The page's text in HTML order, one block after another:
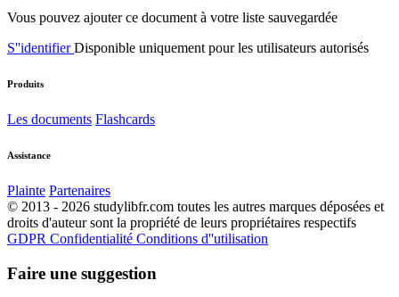
Vous pouvez ajouter ce document à votre liste sauvegardée
S''identifierDisponible uniquement pour les utilisateurs autorisés
Produits
Les documents Flashcards
Assistance
Plainte Partenaires
© 2013 - 2026 studylibfr.com toutes les autres marques déposées et
droits d'auteur sont la propriété de leurs propriétaires respectifs
GDPR Confidentialité Conditions d''utilisation
Faire une suggestion